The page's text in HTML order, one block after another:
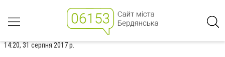
14:20, 31 серпня 2017 р.